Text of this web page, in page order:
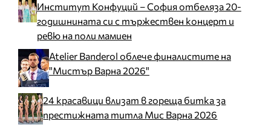
Институт Конфуций – София отбеляза 20-
годишнината си с тържествен концерт и
ревю на поли мамиен
Atelier Banderol облече финалистите на
"Мистър Варна 2026"
24 красавици влизат в гореща битка за
престижната титла Мис Варна 2026